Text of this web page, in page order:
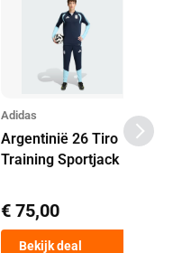
Adidas
Argentinië 26 Tiro
Training Sportjack
€ 75,00
Bekijk deal